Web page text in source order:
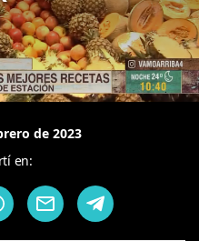
de 2023
en: